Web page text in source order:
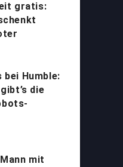
gratis:
bei Humble:
die
mit